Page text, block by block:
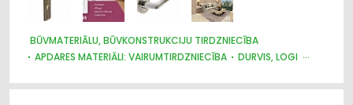
BŪVMATERIĀLU, BŪVKONSTRUKCIJU TIRDZNIECĪBA
APDARES MATERIĀLI: VAIRUMTIRDZNIECĪBA
DURVIS, LOGI
INSTRUMENTU UN DARBARĪKU TIRDZNIECĪBA